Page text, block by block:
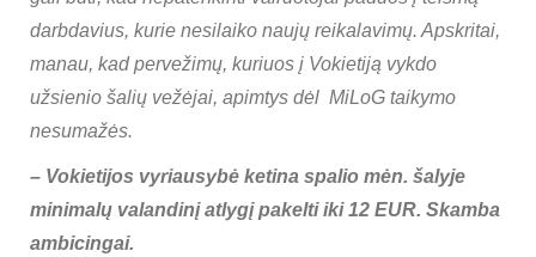
darbdavius, kurie nesilaiko naujų reikalavimų. Apskritai,
manau, kad pervežimų, kuriuos į Vokietiją vykdo
užsienio šalių vežėjai, apimtys dėl MiLoG taikymo
nesumažės.
– Vokietijos vyriausybė ketina spalio mėn. šalyje
minimalų valandinį atlygį pakelti iki 12 EUR. Skamba
ambicingai.